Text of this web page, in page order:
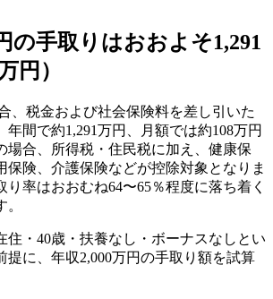
の手取りはおおよそ1,291
円）
、税金および社会保険料を差し引いた
間で約1,291万円、月額では約108万円
場合、所得税・住民税に加え、健康保
保険、介護保険などが控除対象となりま
率はおおむね64〜65％程度に落ち着く
住・40歳・扶養なし・ボーナスなしとい
提に、年収2,000万円の手取り額を試算